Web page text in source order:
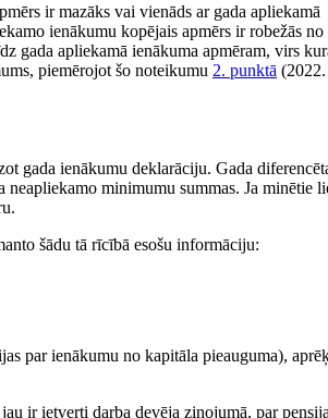
ir mazāks vai vienāds ar gada apliekamā
ienākumu kopējais apmērs ir robežās no
gada apliekamā ienākuma apmēram, virs
piemērojot šo noteikumu 2. punktā
gada ienākumu deklarāciju. Gada
neapliekamo minimumu summas. Ja minētie
šādu tā rīcībā esošu informāciju:
par ienākumu no kapitāla pieauguma),
ir ietverti darba devēja ziņojumā, par